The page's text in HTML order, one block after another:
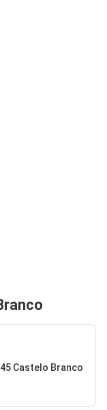
Castelo Branco